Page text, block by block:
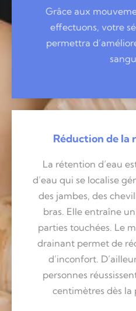
Grâce aux
effectuons, votre
permettra
Réduction de la
La rétention d’eau
d’eau qui se localise
des jambes, des
bras. Elle entraîne
parties touchées. Le
drainant permet de
d’inconfort.
personnes
centimètres dès la